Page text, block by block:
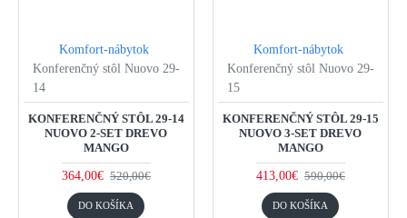
Komfort-nábytok
Konferenčný stôl Nuovo 29-
14
KONFERENČNÝ STÔL 29-14
NUOVO 2-SET DREVO
MANGO
364,00€ 520,00€
DO KOŠÍKA
Komfort-nábytok
Konferenčný stôl Nuovo 29-
15
KONFERENČNÝ STÔL 29-15
NUOVO 3-SET DREVO
MANGO
413,00€ 590,00€
DO KOŠÍKA